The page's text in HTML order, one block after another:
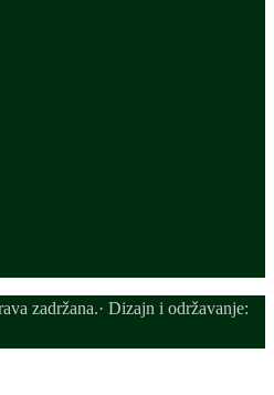
zadržana.· Dizajn i održavanje: